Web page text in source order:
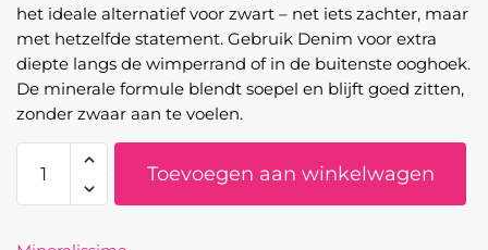
het ideale alternatief voor zwart – net iets zachter, maar
met hetzelfde statement. Gebruik Denim voor extra
diepte langs de wimperrand of in de buitenste ooghoek.
De minerale formule blendt soepel en blijft goed zitten,
zonder zwaar aan te voelen.
Mineralissima
Minerale
Toevoegen aan winkelwagen